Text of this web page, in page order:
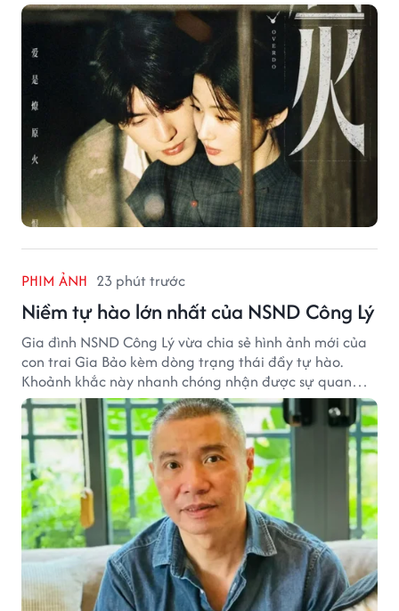
PHIM ẢNH 23 phút trước
Niềm tự hào lớn nhất của NSND Công Lý
Gia đình NSND Công Lý vừa chia sẻ hình ảnh mới của
con trai Gia Bảo kèm dòng trạng thái đầy tự hào.
Khoảnh khắc này nhanh chóng nhận được sự quan
tâm từ đông đảo khán giả.